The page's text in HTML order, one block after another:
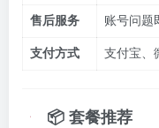
售后服务 账号问题
支付方式 支付宝、
📦 套餐推荐